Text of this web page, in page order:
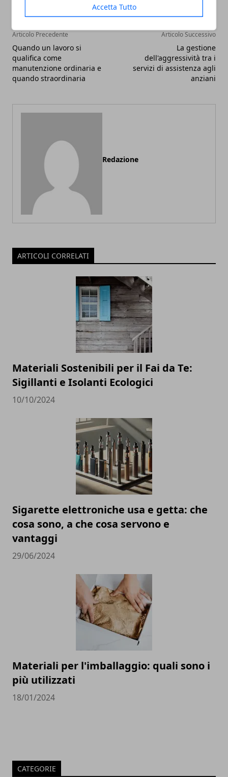
Accetta Tutto
Articolo Precedente
Quando un lavoro si
qualifica come
manutenzione ordinaria e
quando straordinaria
Articolo Successivo
La gestione
dell'aggressività tra i
servizi di assistenza agli
anziani
Redazione
ARTICOLI CORRELATI
Materiali Sostenibili per il Fai da Te:
Sigillanti e Isolanti Ecologici
10/10/2024
Sigarette elettroniche usa e getta: che
cosa sono, a che cosa servono e
vantaggi
29/06/2024
Materiali per l'imballaggio: quali sono i
più utilizzati
18/01/2024
CATEGORIE